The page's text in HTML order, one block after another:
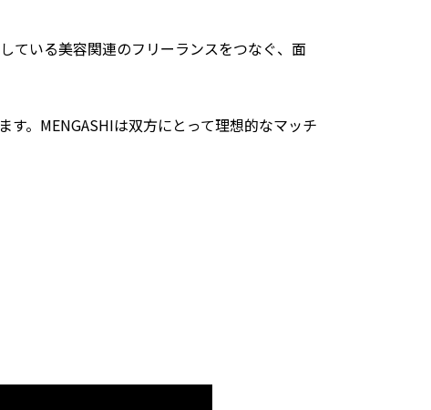
ている美容関連のフリーランスをつなぐ、面
。MENGASHIは双方にとって理想的なマッチ